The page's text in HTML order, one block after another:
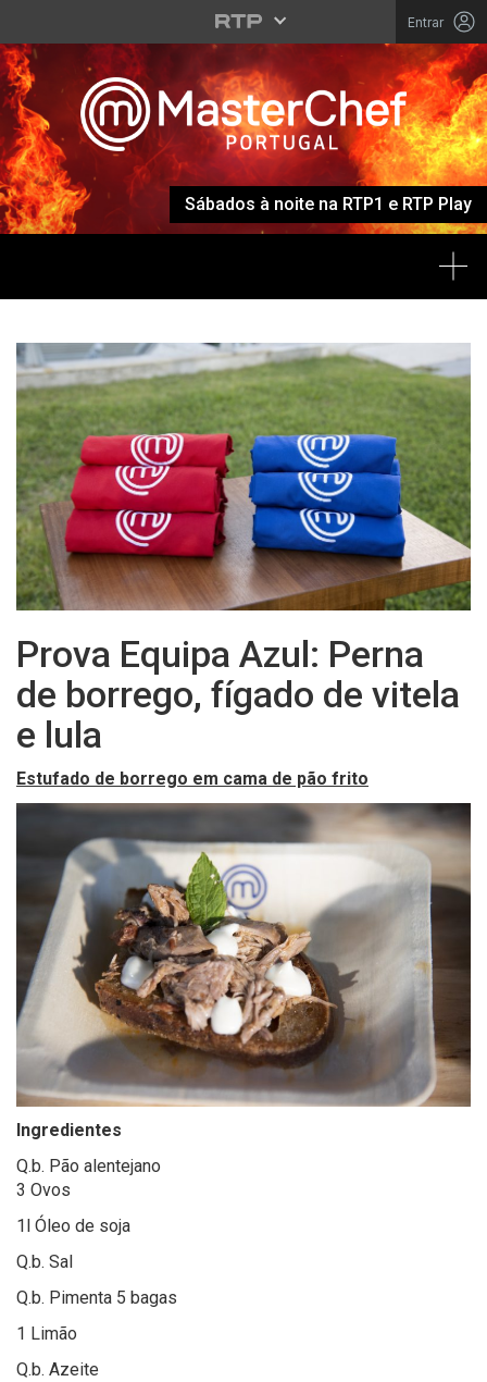
Entrar
Sábados à noite na RTP1 e RTP Play
Prova Equipa Azul: Perna
de borrego, fígado de vitela
e lula
Estufado de borrego em cama de pão frito
Ingredientes
Q.b. Pão alentejano
3 Ovos
1l Óleo de soja
Q.b. Sal
Q.b. Pimenta 5 bagas
1 Limão
Q.b. Azeite